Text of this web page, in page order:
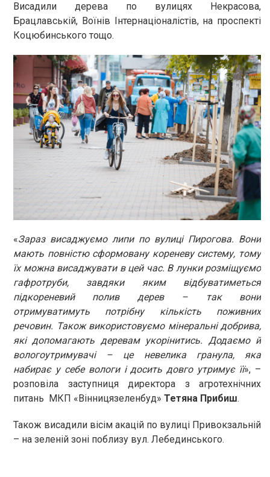
Висадили дерева по вулицях Некрасова,
Брацлавській, Воїнів Інтернаціоналістів, на проспекті
Коцюбинського тощо.
«Зараз висаджуємо липи по вулиці Пирогова. Вони
мають повністю сформовану кореневу систему, тому
їх можна висаджувати в цей час. В лунки розміщуємо
гафротруби, завдяки яким відбуватиметься
підкореневий полив дерев – так вони
отримуватимуть потрібну кількість поживних
речовин. Також використовуємо мінеральні добрива,
які допомагають деревам укорінитись. Додаємо й
вологоутримувачі – це невелика гранула, яка
набирає у себе вологи і досить довго утримує її», –
розповіла заступниця директора з агротехнічних
питань МКП «Вінницязеленбуд» Тетяна Прибиш.
Також висадили вісім акацій по вулиці Привокзальній
– на зеленій зоні поблизу вул. Лебединського.